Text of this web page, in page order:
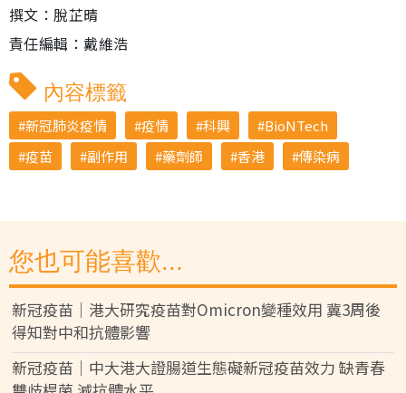
撰文：脫芷晴
責任編輯：戴維浩
內容標籤
新冠肺炎疫情 疫情 科興
BioNTech
疫苗
副作用 藥劑師 香港 傳染病
您也可能喜歡...
新冠疫苗｜港大研究疫苗對Omicron變種效用 冀3周後
得知對中和抗體影響
新冠疫苗｜中大港大證腸道生態礙新冠疫苗效力 缺青春